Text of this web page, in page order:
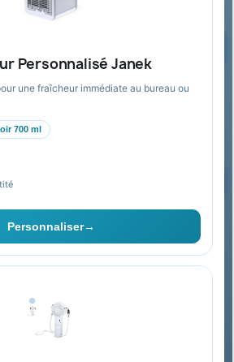
Personnalisé Janek
une fraîcheur immédiate au bureau ou
700 ml
Personnaliser→
à tout moment. Vous trouverez pour
contact dans les conditions d'utilisation du
et facturation Chorus Pro